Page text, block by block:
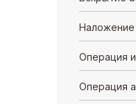
Наложение
Операция
Операция